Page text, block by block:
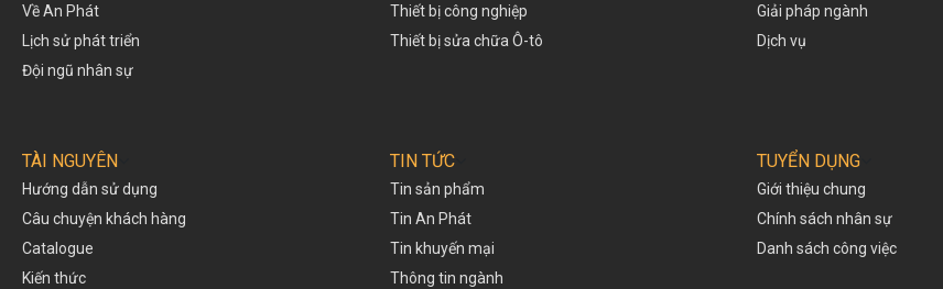
Về An Phát
Lịch sử phát triển
Đội ngũ nhân sự
Thiết bị công nghiệp
Thiết bị sửa chữa Ô-tô
Giải pháp ngành
Dịch vụ
TÀI NGUYÊN
Hướng dẫn sử dụng
Câu chuyện khách hàng
Catalogue
Kiến thức
TIN TỨC
Tin sản phẩm
Tin An Phát
Tin khuyến mại
Thông tin ngành
TUYỂN DỤNG
Giới thiệu chung
Chính sách nhân sự
Danh sách công việc